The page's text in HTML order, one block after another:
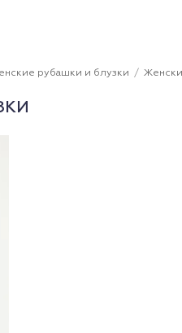
рубашки и блузки